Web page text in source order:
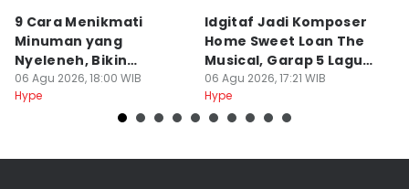
9 Cara Menikmati
Minuman yang
Nyeleneh, Bikin
Terbahak-bahak
06 Agu 2026, 18:00 WIB
Hype
Idgitaf Jadi Komposer
Home Sweet Loan The
Musical, Garap 5 Lagu
Baru
06 Agu 2026, 17:21 WIB
Hype